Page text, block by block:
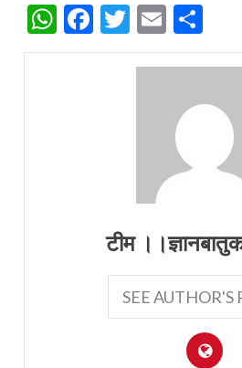
WhatsApp
Facebook
Twitter
Email
टीम
SEE AUTHOR'S